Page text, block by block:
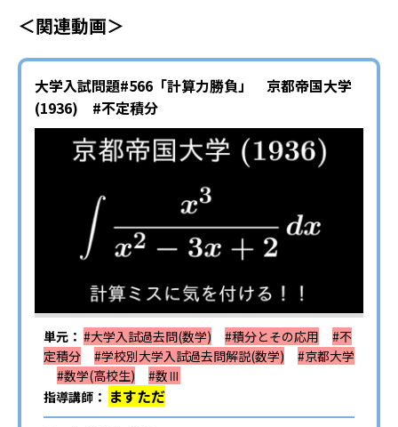
＜関連動画＞
大学入試問題#566「計算力勝負」 京都帝国大学
(1936) #不定積分
単元： #大学入試過去問(数学) #積分とその応用
#不
定積分
#学校別大学入試過去問解説(数学)
#京都大学
#数学(高校生)
#数Ⅲ
指導講師： ますただ